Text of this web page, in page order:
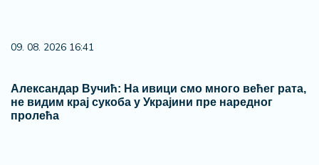
09. 08. 2026 16:41
Александар Вучић: На ивици смо много већег рата,
не видим крај сукоба у Украјини пре наредног
пролећа